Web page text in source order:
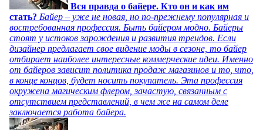
Вся правда о байере. Кто он и как им
стать? Байер – уже не новая, но по-прежнему популярная и
востребованная профессия. Быть байером модно. Байеры
стоят у истоков зарождения и развития трендов. Если
дизайнер предлагает свое видение моды в сезоне, то байер
отбирает наиболее интересные коммерческие идеи. Именно
от байеров зависит политика продаж магазинов и то, что,
в конце концов, будет носить покупатель. Эта профессия
окружена магическим флером, зачастую, связанным с
отсутствием представлений, в чем же на самом деле
заключается работа байера.